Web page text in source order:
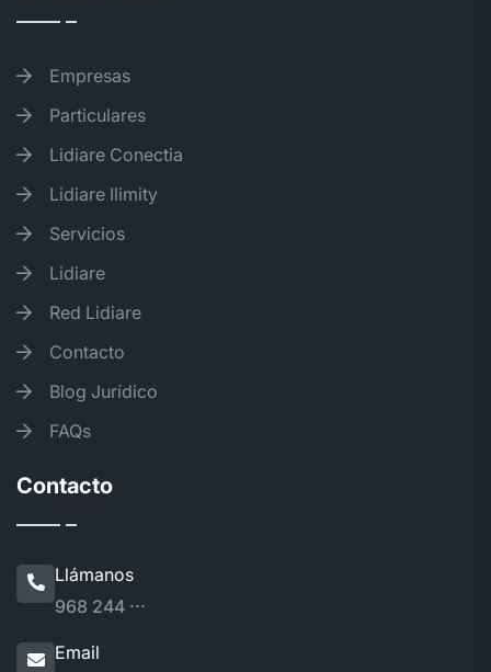
Empresas
Particulares
Lidiare Conectia
Lidiare Ilimity
Servicios
Lidiare
Red Lidiare
Contacto
Blog Jurídico
FAQs
Contacto
Llámanos
968 244 ···
Email